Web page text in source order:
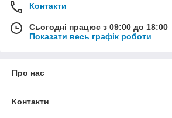
Контакти
Сьогодні працює з 09:00 до 18:00
Показати весь графік роботи
Про нас
Контакти